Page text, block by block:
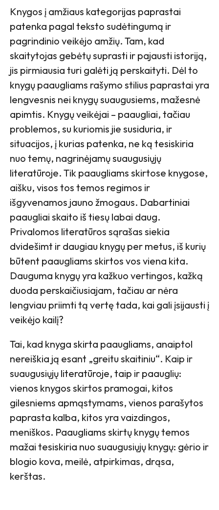
Knygos į amžiaus kategorijas paprastai
patenka pagal teksto sudėtingumą ir
pagrindinio veikėjo amžių. Tam, kad
skaitytojas gebėtų suprasti ir pajausti istoriją,
jis pirmiausia turi galėti ją perskaityti. Dėl to
knygų paaugliams rašymo stilius paprastai yra
lengvesnis nei knygų suaugusiems, mažesnė
apimtis. Knygų veikėjai – paaugliai, tačiau
problemos, su kuriomis jie susiduria, ir
situacijos, į kurias patenka, ne ką tesiskiria
nuo temų, nagrinėjamų suaugusiųjų
literatūroje. Tik paaugliams skirtose knygose,
aišku, visos tos temos regimos ir
išgyvenamos jauno žmogaus. Dabartiniai
paaugliai skaito iš tiesų labai daug.
Privalomos literatūros sąrašas siekia
dvidešimt ir daugiau knygų per metus, iš kurių
būtent paaugliams skirtos vos viena kita.
Dauguma knygų yra kažkuo vertingos, kažką
duoda perskaičiusiajam, tačiau ar nėra
lengviau priimti tą vertę tada, kai gali įsijausti į
veikėjo kailį?
Tai, kad knyga skirta paaugliams, anaiptol
nereiškia ją esant „greitu skaitiniu“. Kaip ir
suaugusiųjų literatūroje, taip ir paauglių:
vienos knygos skirtos pramogai, kitos
gilesniems apmąstymams, vienos parašytos
paprasta kalba, kitos yra vaizdingos,
meniškos. Paaugliams skirtų knygų temos
mažai tesiskiria nuo suaugusiųjų knygų: gėrio ir
blogio kova, meilė, atpirkimas, drąsa,
kerštas.